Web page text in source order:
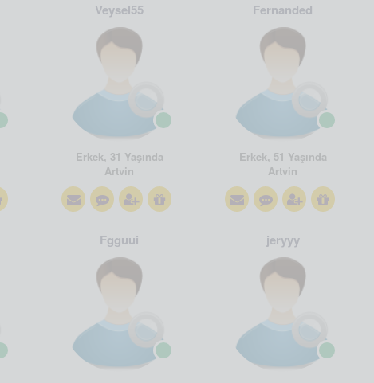
Veysel55
Erkek, 31 Yaşında
Artvin
Fernanded
Erkek, 51 Yaşında
Artvin
Fgguui jeryyy